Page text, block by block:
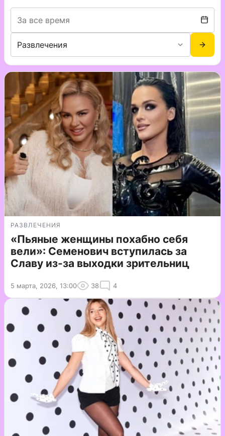
РАЗВЛЕЧЕНИЯ
«Пьяные женщины похабно себя
вели»: Семенович вступилась за
Славу из-за выходки зрительниц
5 марта, 2026, 13:00 38 4